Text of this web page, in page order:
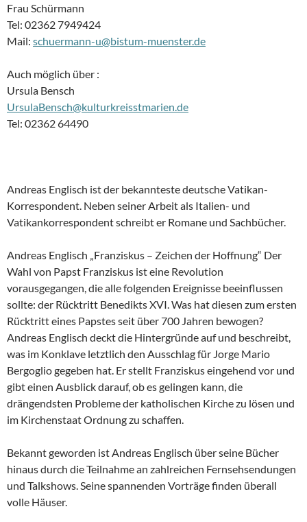
Frau Schürmann
Tel: 02362 7949424
Mail: schuermann-u@bistum-muenster.de
Auch möglich über :
Ursula Bensch
UrsulaBensch@kulturkreisstmarien.de
Tel: 02362 64490
Andreas Englisch ist der bekannteste deutsche Vatikan-
Korrespondent. Neben seiner Arbeit als Italien- und
Vatikankorrespondent schreibt er Romane und Sachbücher.
Andreas Englisch „Franziskus – Zeichen der Hoffnung“ Der
Wahl von Papst Franziskus ist eine Revolution
vorausgegangen, die alle folgenden Ereignisse beeinflussen
sollte: der Rücktritt Benedikts XVI. Was hat diesen zum ersten
Rücktritt eines Papstes seit über 700 Jahren bewogen?
Andreas Englisch deckt die Hintergründe auf und beschreibt,
was im Konklave letztlich den Ausschlag für Jorge Mario
Bergoglio gegeben hat. Er stellt Franziskus eingehend vor und
gibt einen Ausblick darauf, ob es gelingen kann, die
drängendsten Probleme der katholischen Kirche zu lösen und
im Kirchenstaat Ordnung zu schaffen.
Bekannt geworden ist Andreas Englisch über seine Bücher
hinaus durch die Teilnahme an zahlreichen Fernsehsendungen
und Talkshows. Seine spannenden Vorträge finden überall
volle Häuser.